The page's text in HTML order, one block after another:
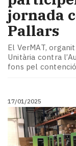
jornada
Pallars
El VerMAT,
Unitària contra
fons pel
17/01/2025